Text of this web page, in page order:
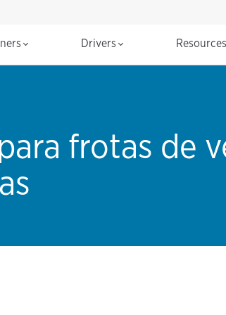
Drivers
frotas de